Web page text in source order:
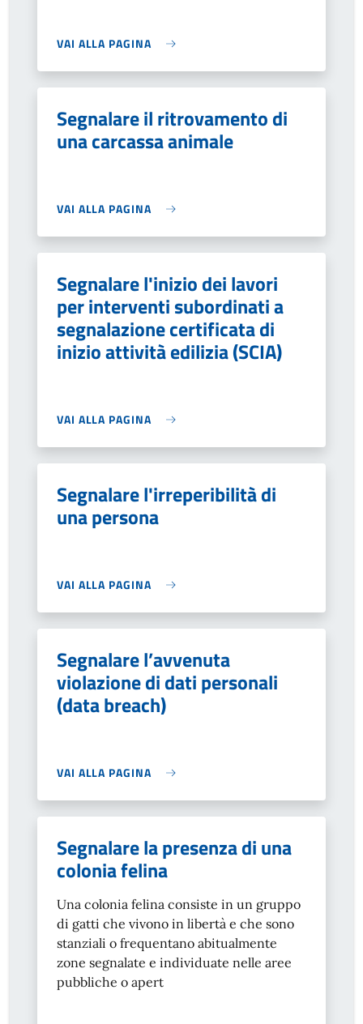
VAI ALLA PAGINA
Segnalare il ritrovamento di
una carcassa animale
VAI ALLA PAGINA
Segnalare l'inizio dei lavori
per interventi subordinati a
segnalazione certificata di
inizio attività edilizia (SCIA)
VAI ALLA PAGINA
Segnalare l'irreperibilità di
una persona
VAI ALLA PAGINA
Segnalare l’avvenuta
violazione di dati personali
(data breach)
VAI ALLA PAGINA
Segnalare la presenza di una
colonia felina
Una colonia felina consiste in un gruppo
di gatti che vivono in libertà e che sono
stanziali o frequentano abitualmente
zone segnalate e individuate nelle aree
pubbliche o apert